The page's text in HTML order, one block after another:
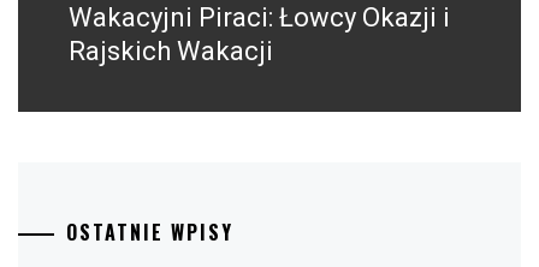
Następny
post:
Wakacyjni Piraci: Łowcy Okazji i
Rajskich Wakacji
OSTATNIE WPISY